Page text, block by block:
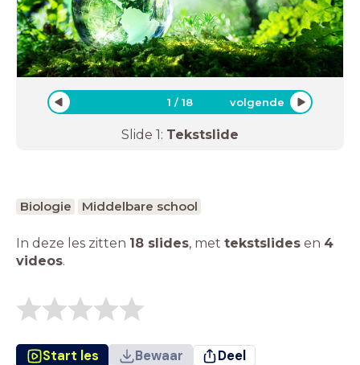
1 /18 volgende
Slide 1: Tekstslide
Biologie Middelbare school
In deze les zitten 18 slides, met tekstslides en 4
videos.
Start les Bewaar Deel